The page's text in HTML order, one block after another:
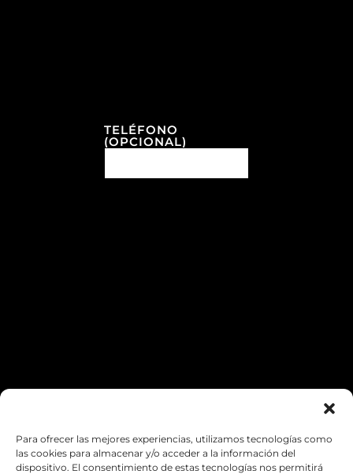
Para ofrecer las mejores experiencias, utilizamos tecnologías como
las cookies para almacenar y/o acceder a la información del
dispositivo. El consentimiento de estas tecnologías nos permitirá
TELÉFONO
(OPCIONAL)